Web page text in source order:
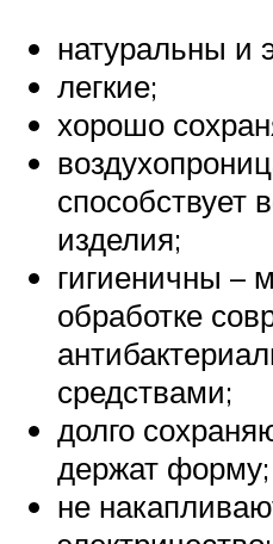
натуральны и
легкие;
хорошо
способствует
изделия;
гигиеничны –
обработке
средствами;
долго
держат форму;
не